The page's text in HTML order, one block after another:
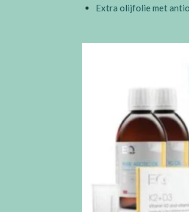
Extra olijfolie met